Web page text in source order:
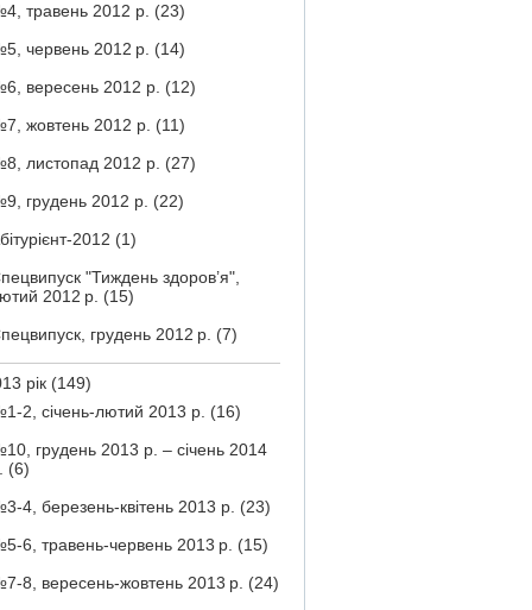
травень 2012 р. (23)
червень 2012 р. (14)
вересень 2012 р. (12)
жовтень 2012 р. (11)
листопад 2012 р. (27)
грудень 2012 р. (22)
2012 (1)
"Тиждень здоров’я",
2012 р. (15)
грудень 2012 р. (7)
рік (149)
2, січень-лютий 2013 р. (16)
грудень 2013 р. – січень 2014
(6)
4, березень-квітень 2013 р. (23)
6, травень-червень 2013 р. (15)
8, вересень-жовтень 2013 р. (24)